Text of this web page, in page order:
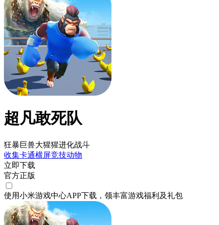
超凡敢死队
狂暴巨兽大猩猩进化战斗
收集卡通横屏竞技动物
立即下载
官方正版
使用小米游戏中心APP下载 ，领丰富游戏福利 及礼包